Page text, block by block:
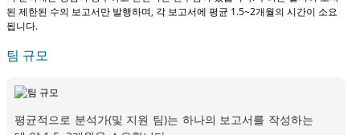
된 제한된 수의 보고서만 발행하며, 각 보고서에 평균 1.5~2개월의 시간이 소요
됩니다.
팀 규모
평균적으로 분석가(및 지원 팀)는 하나의 보고서를 작성하는